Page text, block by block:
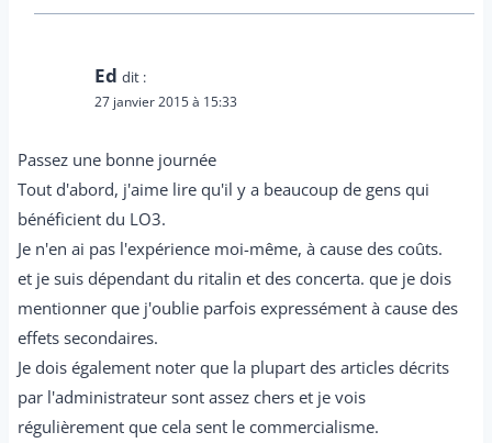
Ed dit :
27 janvier 2015 à 15:33
Passez une bonne journée
Tout d'abord, j'aime lire qu'il y a beaucoup de gens qui
bénéficient du LO3.
Je n'en ai pas l'expérience moi-même, à cause des coûts.
et je suis dépendant du ritalin et des concerta. que je dois
mentionner que j'oublie parfois expressément à cause des
effets secondaires.
Je dois également noter que la plupart des articles décrits
par l'administrateur sont assez chers et je vois
régulièrement que cela sent le commercialisme.